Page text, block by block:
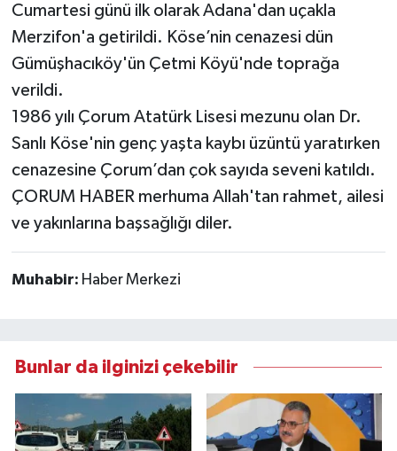
Cumartesi günü ilk olarak Adana'dan uçakla
Merzifon'a getirildi. Köse’nin cenazesi dün
Gümüşhacıköy'ün Çetmi Köyü'nde toprağa
verildi.
1986 yılı Çorum Atatürk Lisesi mezunu olan Dr.
Sanlı Köse'nin genç yaşta kaybı üzüntü yaratırken
cenazesine Çorum’dan çok sayıda seveni katıldı.
ÇORUM HABER merhuma Allah'tan rahmet, ailesi
ve yakınlarına başsağlığı diler.
Muhabir: Haber Merkezi
Bunlar da ilginizi çekebilir
Uğurludağ
Sağlık